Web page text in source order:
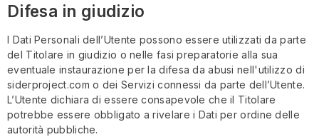
Difesa in giudizio
I Dati Personali dell’Utente possono essere utilizzati da parte
del Titolare in giudizio o nelle fasi preparatorie alla sua
eventuale instaurazione per la difesa da abusi nell'utilizzo di
siderproject.com o dei Servizi connessi da parte dell’Utente.
L’Utente dichiara di essere consapevole che il Titolare
potrebbe essere obbligato a rivelare i Dati per ordine delle
autorità pubbliche.